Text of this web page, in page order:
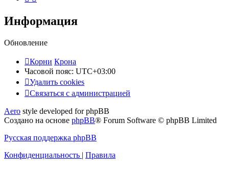
Информация
Обновление
Корни Крона
Часовой пояс: UTC+03:00
Удалить cookies
Связаться
администрацией
Связаться с администрацией
Aero style developed for phpBB
Создано на основе phpBB® Forum Software © phpBB Limited
Русская поддержка phpBB
Конфиденциальность | Правила